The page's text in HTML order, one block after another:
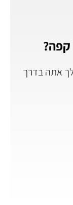
קפה?
בשלך אתה בדרך